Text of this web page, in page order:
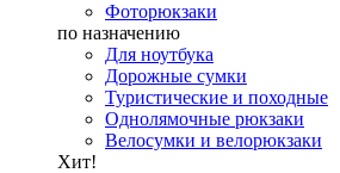
Фоторюкзаки
по назначению
Для ноутбука
Дорожные сумки
Туристические и походные
Однолямочные рюкзаки
Велосумки и велорюкзаки
Хит!